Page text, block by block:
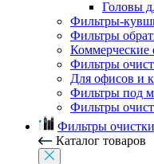
Головы
Фильтры-
Фильтры
Коммерческие
Фильтры
Для офисов и
Фильтры под
Фильтры
Фильтры
Каталог товаров